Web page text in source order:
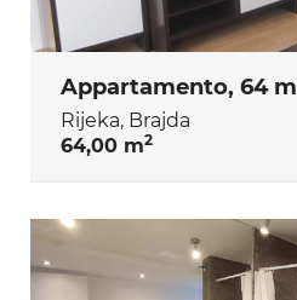
Rijeka, Brajda
64,00 m2